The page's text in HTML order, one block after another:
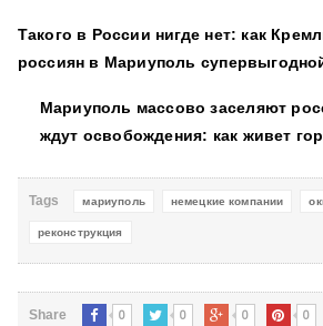
Такого в России нигде нет: как
россиян в Мариуполь
Мариуполь массово заселяют
ждут освобождения: как живет
Tags мариуполь немецкие компании
реконструкция
Share 0 0 0 0